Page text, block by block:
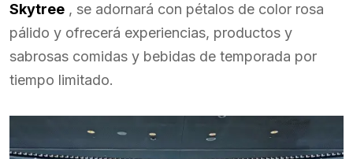
Skytree , se adornará con pétalos de color rosa
pálido y ofrecerá experiencias, productos y
sabrosas comidas y bebidas de temporada por
tiempo limitado.